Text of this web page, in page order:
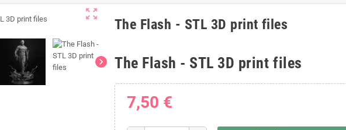
zoom_out_map
chevron_right
The Flash - STL 3D print files
The Flash - STL 3D print files
7,50 €